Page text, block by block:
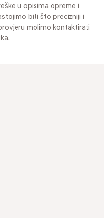
u opisima opreme i
biti što precizniji i
molimo kontaktirati